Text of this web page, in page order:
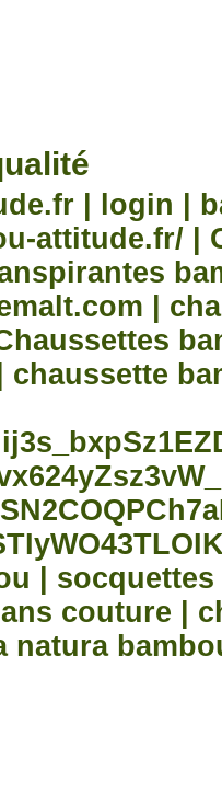
| login |
attitude.fr/ |
|
chaussette
|
couture |
natura